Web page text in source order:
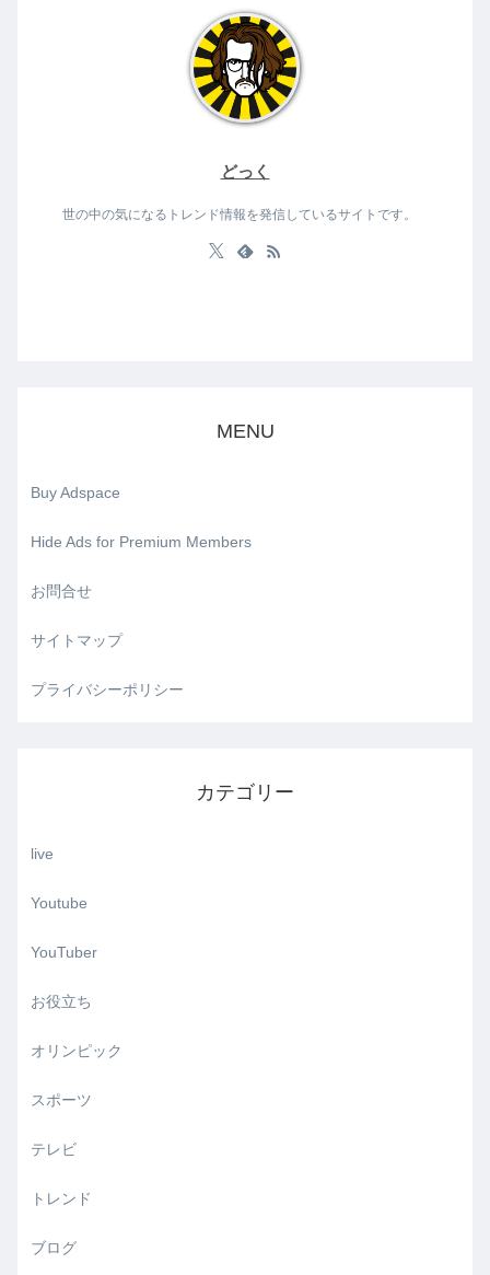
どっく
世の中の気になるトレンド情報を発信しているサイトです。
MENU
Buy Adspace
Hide Ads for Premium Members
お問合せ
サイトマップ
プライバシーポリシー
カテゴリー
live
Youtube
YouTuber
お役立ち
オリンピック
スポーツ
テレビ
トレンド
ブログ